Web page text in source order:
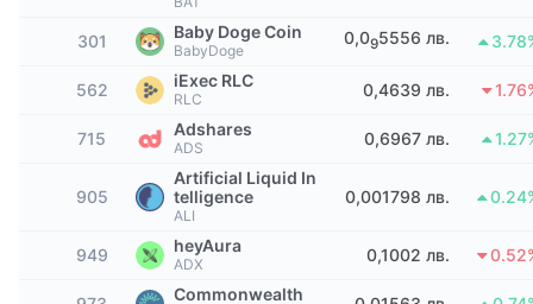
Наскоро добавени
Печеливши и губещи
Настроения в общността
Индекс на сезона на алткойните
Индикатори на пазарния цикъл
Доминиране на Биткойн
Индекс CoinMarketCap 20
Ресурси
Документация
AI интеграции
CMC Labs
CMC Max
Топ истории
Бот в Telegram
Рекламирайте
301 Baby Doge Coin
BabyDoge
0,095556 лв.
562 iExec RLC
RLC 0,4639 лв.
715 Adshares
ADS 0,6967 лв.
905
Artificial Liquid In
telligence
ALI
0,001798 лв.
949 heyAura
ADX 0,1002 лв.
Commonwealth